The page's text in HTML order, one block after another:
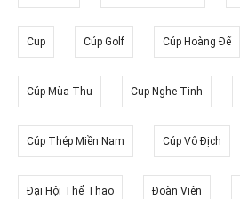
Cup Cúp Golf Cúp Hoàng Đế
Cúp Mùa Thu Cup Nghe Tinh
Cúp Thép Miền Nam Cúp Vô Địch
Đại Hội Thể Thao Đoàn Viên